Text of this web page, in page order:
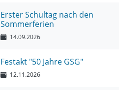
Erster Schultag nach den
Sommerferien
14.09.2026
Festakt "50 Jahre GSG"
12.11.2026